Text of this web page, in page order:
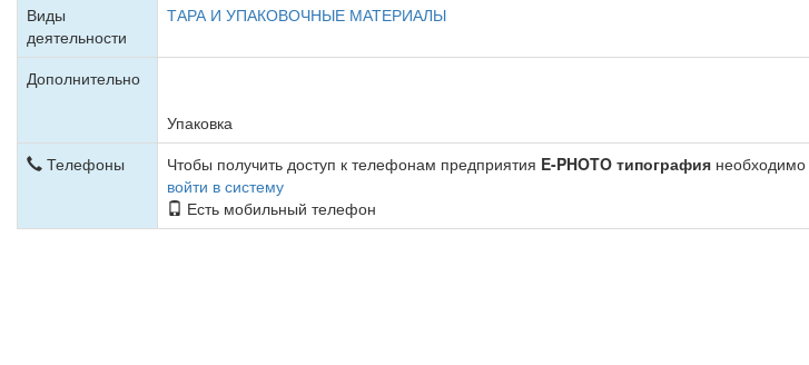
Виды
деятельности
ТАРА И УПАКОВОЧНЫЕ МАТЕРИАЛЫ
Дополнительно
Упаковка
Телефоны
Чтобы получить доступ к телефонам предприятия E-PHOTO типография необходимо
войти в систему
Есть мобильный телефон